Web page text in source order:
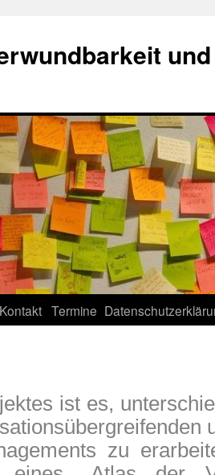
Kontakt Termine
ist es,
zu